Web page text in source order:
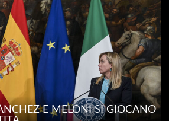
E MELONI SI GIOCANO